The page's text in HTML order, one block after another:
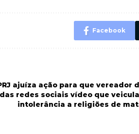
Facebook
ajuíza ação para que vereador
das redes sociais vídeo que
intolerância a religiões de